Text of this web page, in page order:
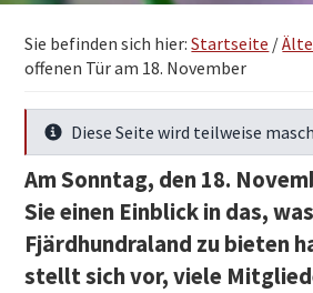
Sie befinden sich hier:Startseite /
offenen Tür am 18. November
Mehr Infos
Diese Seite wird teilweise
Am Sonntag, den 18.
Sie einen Einblick in das, was
Fjärdhundraland zu bieten
stellt sich vor, viele